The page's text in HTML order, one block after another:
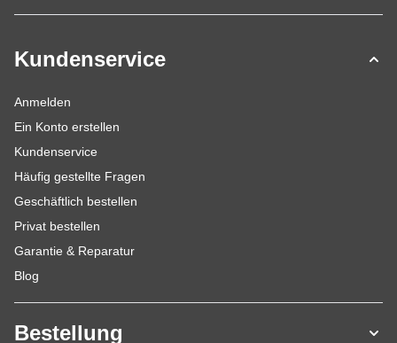
Kundenservice
Anmelden
Ein Konto erstellen
Kundenservice
Häufig gestellte Fragen
Geschäftlich bestellen
Privat bestellen
Garantie & Reparatur
Blog
Bestellung